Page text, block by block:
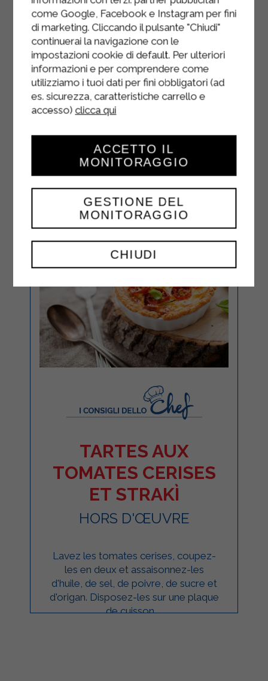
papier sulfurisé.
Faites cuire les hamburgers dans un
four préchauffé à 175 degrés et en
mode chaleur tournante pendant 20
minutes.
Une fois cuit, servez chaud ou froid
selon votre préférence.
TARTES AUX
TOMATES CERISES
ET STRAKÌ
HORS D'ŒUVRE
Lavez les tomates cerises, coupez-
les en deux et assaisonnez-les
d'huile, de sel, de poivre, de sucre et
d'origan. Disposez-les sur une plaque
de cuisson ...
come Google, Facebook e Instagram per fini
di marketing. Cliccando il pulsante "Chiudi"
continuerai la navigazione con le
impostazioni cookie di default. Per ulteriori
informazioni e per comprendere come
utilizziamo i tuoi dati per fini obbligatori (ad
es. sicurezza, caratteristiche carrello e
accesso) clicca qui
CHIUDI
GESTIONE DEL
MONITORAGGIO
ACCETTO IL
MONITORAGGIO